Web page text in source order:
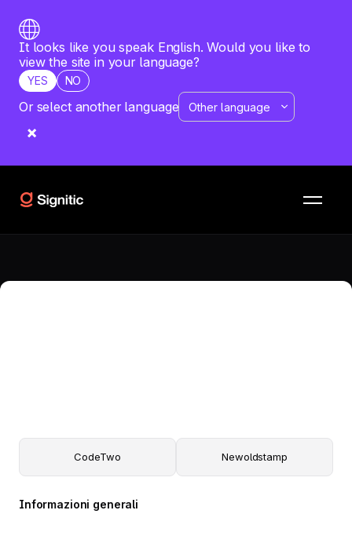
It looks like you speak English. Would you like to
view the site in your language?
YES NO
Or select another language
Qual è il software più adatto alla tua azienda? Vuoi
confrontare CodeTwo con Newoldstamp? Scopri un'analisi
CodeTwo Newoldstamp
Informazioni generali